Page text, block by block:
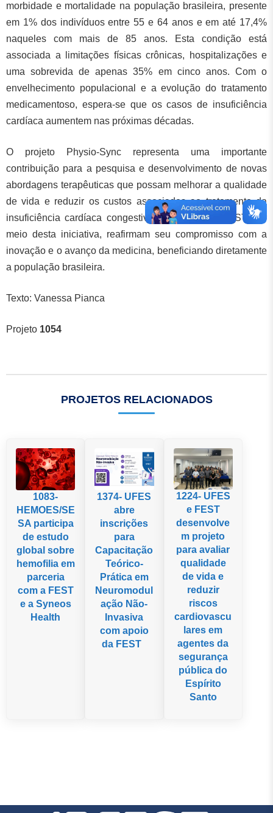
morbidade e mortalidade na população brasileira, presente
em 1% dos indivíduos entre 55 e 64 anos e em até 17,4%
naqueles com mais de 85 anos. Esta condição está
associada a limitações físicas crônicas, hospitalizações e
uma sobrevida de apenas 35% em cinco anos. Com o
envelhecimento populacional e a evolução do tratamento
medicamentoso, espera-se que os casos de insuficiência
cardíaca aumentem nas próximas décadas.
O projeto Physio-Sync representa uma importante
contribuição para a pesquisa e desenvolvimento de novas
abordagens terapêuticas que possam melhorar a qualidade
de vida e reduzir os custos associados ao tratamento da
insuficiência cardíaca congestiva. A UFES e a FEST, por
meio desta iniciativa, reafirmam seu compromisso com a
inovação e o avanço da medicina, beneficiando diretamente
a população brasileira.
Texto: Vanessa Pianca
Projeto 1054
PROJETOS RELACIONADOS
1083-
HEMOES/SE
SA participa
de estudo
global sobre
hemofilia em
parceria
com a FEST
e a Syneos
Health
1374- UFES
abre
inscrições
para
Capacitação
Teórico-
Prática em
Neuromodul
ação Não-
Invasiva
com apoio
da FEST
1224- UFES
e FEST
desenvolve
m projeto
para avaliar
qualidade
de vida e
reduzir
riscos
cardiovascu
lares em
agentes da
segurança
pública do
Espírito
Santo